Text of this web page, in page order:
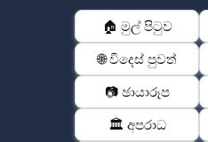
🏠 මුල් පිටුව
🌐 විදෙස් පුවත්
📷 ඡායාරූප
🏛️ අපරාධ